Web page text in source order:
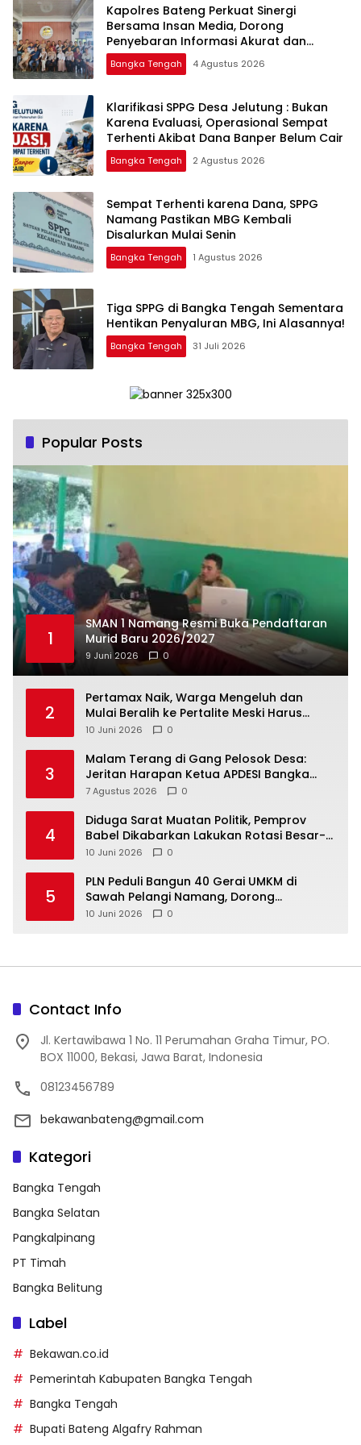
‎Kapolres Bateng Perkuat Sinergi
Bersama Insan Media, Dorong
Penyebaran Informasi Akurat dan
Layanan Polri 110
Bangka Tengah 4 Agustus 2026
‎Klarifikasi SPPG Desa Jelutung : Bukan
Karena Evaluasi, Operasional Sempat
Terhenti Akibat Dana Banper Belum Cair
Bangka Tengah 2 Agustus 2026
‎Sempat Terhenti karena Dana, SPPG
Namang Pastikan MBG Kembali
Disalurkan Mulai Senin
Bangka Tengah 1 Agustus 2026
‎Tiga SPPG di Bangka Tengah Sementara
Bangka Tengah 31 Juli 2026
Popular Posts
1
SMAN 1 Namang Resmi Buka Pendaftaran
Murid Baru 2026/2027
9 Juni 2026 0
2
‎Pertamax Naik, Warga Mengeluh dan
Mulai Beralih ke Pertalite Meski Harus
10 Juni 2026 0
3
Malam Terang di Gang Pelosok Desa:
Jeritan Harapan Ketua APDESI Bangka
Tengah untuk PLN Babel
7 Agustus 2026 0
4
‎Diduga Sarat Muatan Politik, Pemprov
Babel Dikabarkan Lakukan Rotasi Besar-
10 Juni 2026 0
5
‎PLN Peduli Bangun 40 Gerai UMKM di
Sawah Pelangi Namang, Dorong
10 Juni 2026 0
Contact Info
Jl. Kertawibawa 1 No. 11 Perumahan Graha Timur, PO.
BOX 11000, Bekasi, Jawa Barat, Indonesia
08123456789
bekawanbateng@gmail.com
Kategori
Bangka Tengah
Bangka Selatan
Pangkalpinang
PT Timah
Bangka Belitung
Label
Bekawan.co.id
Pemerintah Kabupaten Bangka Tengah
Bangka Tengah
Bupati Bateng Algafry Rahman